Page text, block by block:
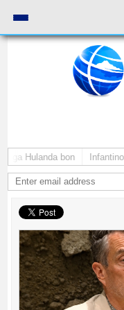
Hulanda bon Infantino